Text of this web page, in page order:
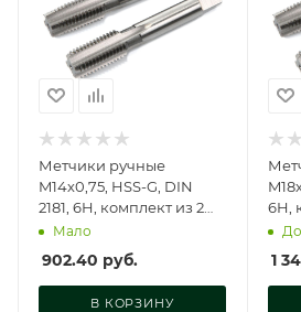
Метчики ручные
M14х0,75, HSS-G, DIN
2181, 6H, комплект из 2
шт., GM-TF14075
Мало
902.40 руб.
В КОРЗИНУ
6H,
GM-
1